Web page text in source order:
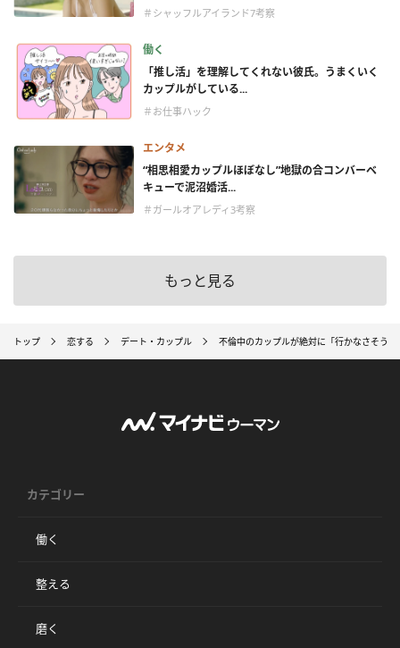
＃シャッフルアイランド7考察
働く
「推し活」を理解してくれない彼氏。うまくいく
カップルがしている...
＃お仕事ハック
エンタメ
“相思相愛カップルほぼなし”地獄の合コンバーベ
キューで泥沼婚活...
＃ガールオアレディ3考察
もっと見る
トップ 恋する デート・カップル 不倫中のカップルが絶対に「行かなさそう
カテゴリー
働く
整える
磨く